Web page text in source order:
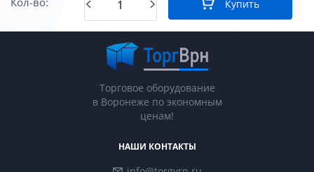
Купить
Торговое оборудование
в Воронеже по экономным
ценам!
НАШИ КОНТАКТЫ